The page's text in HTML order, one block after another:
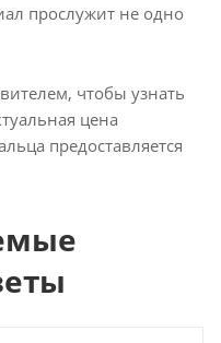
прослужит не одно
чтобы узнать
цена
предоставляется